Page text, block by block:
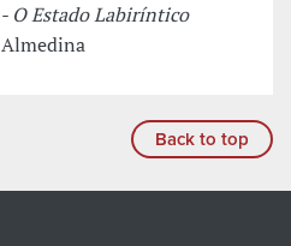
O Estado Labiríntico
Back to top